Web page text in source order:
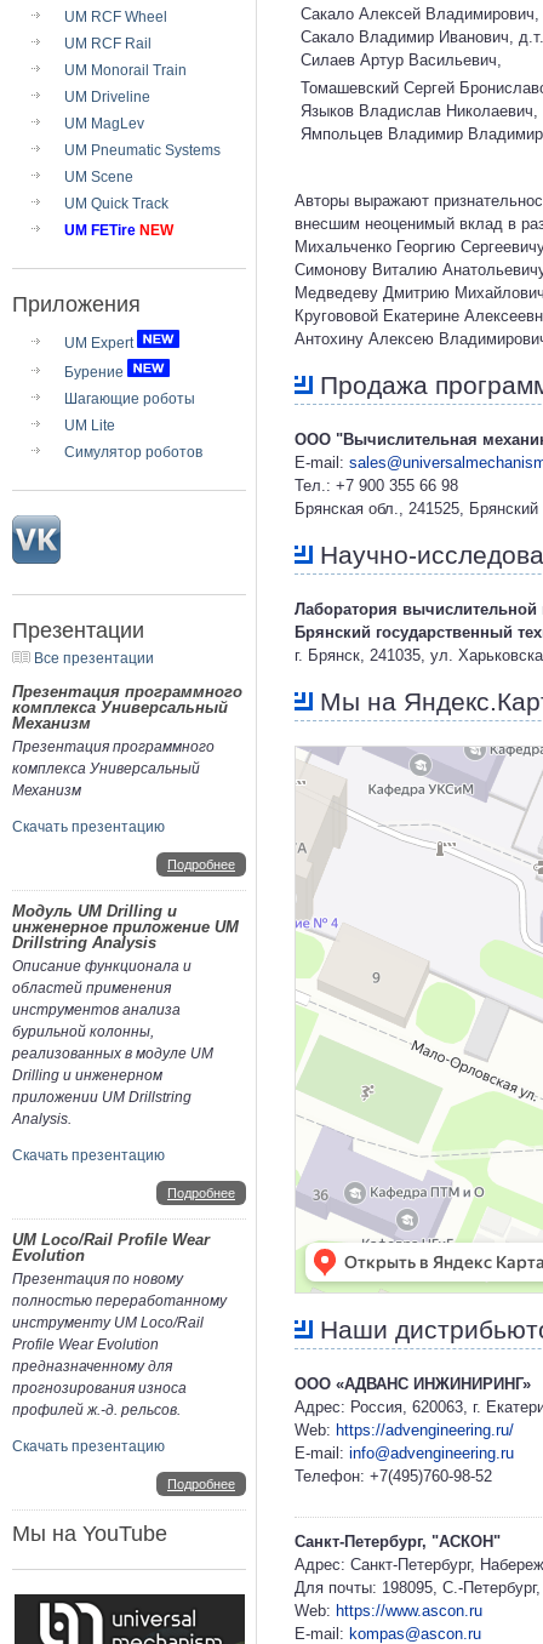
UM RCF Wheel
UM RCF Rail
UM Monorail Train
UM Driveline
UM MagLev
UM Pneumatic Systems
UM Scene
UM Quick Track
UM FETire NEW
Приложения
UM Expert
Бурение
Шагающие роботы
UM Lite
Симулятор роботов
Презентации
Все презентации
Презентация программного
комплекса Универсальный
Механизм
Презентация программного
комплекса Универсальный
Механизм
Скачать презентацию
Подробнее
Модуль UM Drilling и
инженерное приложение UM
Drillstring Analysis
Описание функционала и
областей применения
инструментов анализа
бурильной колонны,
реализованных в модуле UM
Drilling и инженерном
приложении UM Drillstring
Analysis.
Скачать презентацию
Подробнее
UM Loco/Rail Profile Wear
Evolution
Презентация по новому
полностью переработанному
инструменту UM Loco/Rail
Profile Wear Evolution
предназначенному для
прогнозирования износа
профилей ж.-д. рельсов.
Скачать презентацию
Подробнее
Мы на YouTube
Сакало Алексей
Сакало Владимир Иванович,
Силаев Артур Васильевич,
Томашевский Сергей
Языков Владислав Николаевич,
Ямпольцев Владимир
Авторы выражают
внесшим неоценимый вклад в
Михальченко Георгию
Симонову Виталию
Медведеву Дмитрию
Кругововой Екатерине
Антохину Алексею
Продажа
ООО "Вычислительная
E-mail:
Тел.: +7 900 355 66 98
Брянская обл., 241525,
Научно-
Лаборатория вычислительной
Брянский государственный
г. Брянск, 241035, ул.
Мы на
Наши
ООО «АДВАНС ИНЖИНИРИНГ»
Адрес: Россия, 620063, г.
Web: https://advengineering.ru/
E-mail: info@advengineering.ru
Телефон: +7(495)760-98-52
Санкт-Петербург, "АСКОН"
Адрес: Санкт-Петербург,
Для почты: 198095, С.-
Web: https://www.ascon.ru
E-mail: kompas@ascon.ru